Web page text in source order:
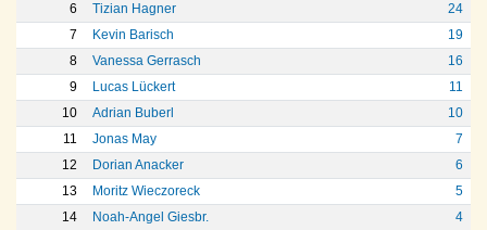
6
Tizian Hagner
24
7
Kevin Barisch
19
8
Vanessa Gerrasch
16
9
Lucas Lückert
11
10
Adrian Buberl
10
11
Jonas May
7
12
Dorian Anacker
6
13
Moritz Wieczoreck
5
14
Noah-Angel Giesbr.
4